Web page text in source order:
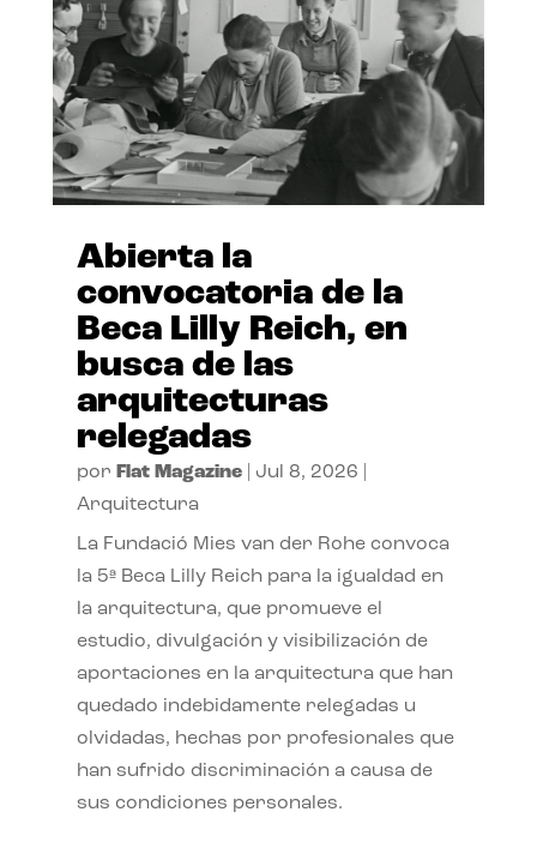
Abierta la
convocatoria de la
Beca Lilly Reich, en
busca de las
arquitecturas
relegadas
por Flat Magazine| Jul 8, 2026
Arquitectura
La Fundació Mies van der Rohe convoca
la 5ª Beca Lilly Reich para la igualdad en
la arquitectura, que promueve el
estudio, divulgación y visibilización de
aportaciones en la arquitectura que han
quedado indebidamente relegadas u
olvidadas, hechas por profesionales que
han sufrido discriminación a causa de
sus condiciones personales.